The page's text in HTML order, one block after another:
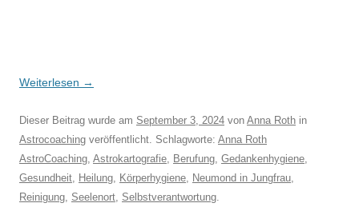
Weiterlesen →
Dieser Beitrag wurde am September 3, 2024 von Anna Roth in
Astrocoaching veröffentlicht. Schlagworte: Anna Roth
AstroCoaching, Astrokartografie, Berufung, Gedankenhygiene,
Gesundheit, Heilung, Körperhygiene, Neumond in Jungfrau,
Reinigung, Seelenort, Selbstverantwortung.